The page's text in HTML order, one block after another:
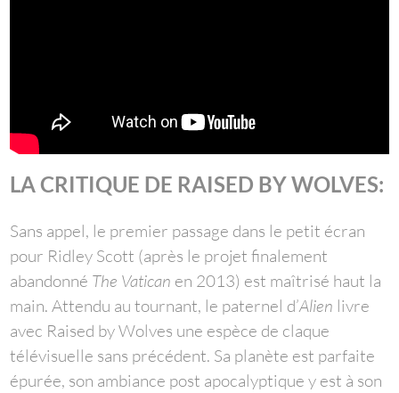
LA CRITIQUE DE RAISED BY WOLVES:
Sans appel, le premier passage dans le petit écran
pour Ridley Scott (après le projet finalement
abandonné The Vatican en 2013) est maîtrisé haut la
main. Attendu au tournant, le paternel d’Alien livre
avec Raised by Wolves une espèce de claque
télévisuelle sans précédent. Sa planète est parfaite
épurée, son ambiance post apocalyptique y est à son